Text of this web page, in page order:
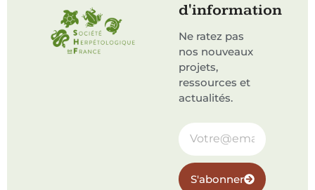
d'information
Ne ratez pas
nos nouveaux
projets,
ressources et
actualités.
S'abonner